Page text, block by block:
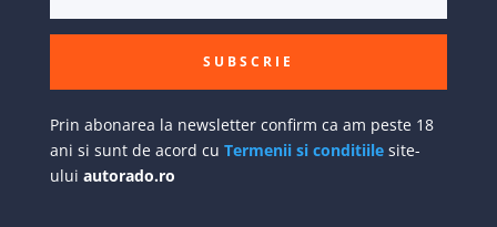
SUBSCRIE
Prin abonarea la newsletter confirm ca am peste 18
ani si sunt de acord cu Termenii si conditiilesite-
ului autorado.ro